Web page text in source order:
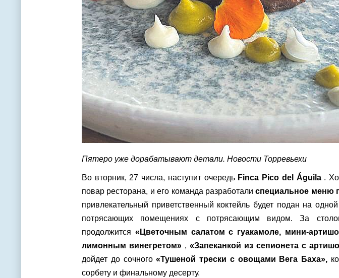
Пятеро уже дорабатывают детали. Новости Торревьехи
Во вторник, 27 числа, наступит очередь Finca Pico del Águila.
повар ресторана, и его команда разработалиспециальное меню
привлекательный приветственный коктейль будет подан на
потрясающих помещениях с потрясающим видом. За столом
продолжится «Цветочным салатом с гуакамоле, мини-
лимонным винегретом» , «Запеканкой из сепионета с
дойдет до сочного«Тушеной трески с овощами Вега Баха»,
сорбету и финальному десерту.